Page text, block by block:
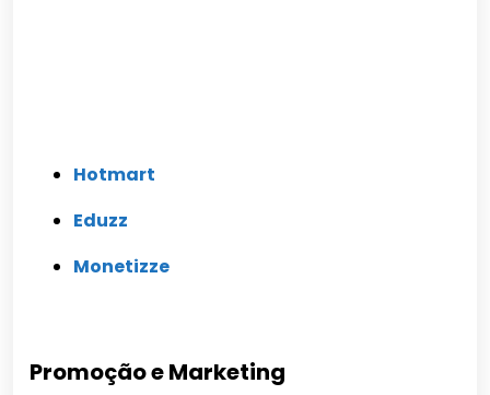
Hotmart
Eduzz
Monetizze
Promoção e Marketing